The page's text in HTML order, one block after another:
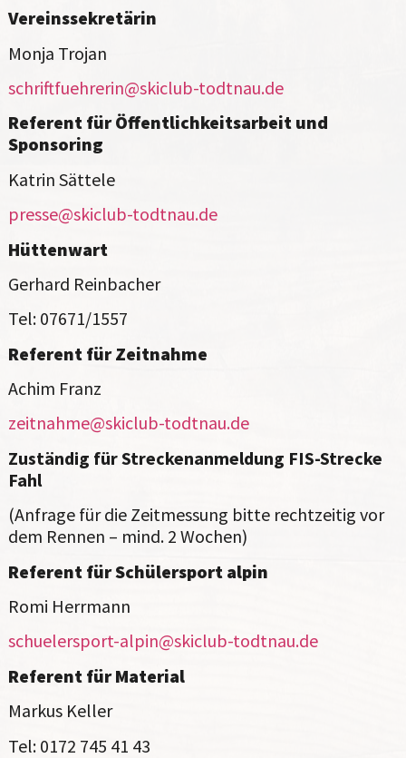
Vereinssekretärin
Monja Trojan
schriftfuehrerin@skiclub-todtnau.de
Referent für Öffentlichkeitsarbeit und
Sponsoring
Katrin Sättele
presse@skiclub-todtnau.de
Hüttenwart
Gerhard Reinbacher
Tel: 07671/1557
Referent für Zeitnahme
Achim Franz
zeitnahme@skiclub-todtnau.de
Zuständig für Streckenanmeldung FIS-Strecke
Fahl
(Anfrage für die Zeitmessung bitte rechtzeitig vor
dem Rennen – mind. 2 Wochen)
Referent für Schülersport alpin
Romi Herrmann
schuelersport-alpin@skiclub-todtnau.de
Referent für Material
Markus Keller
Tel: 0172 745 41 43